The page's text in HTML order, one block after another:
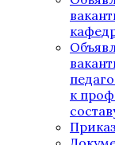
к